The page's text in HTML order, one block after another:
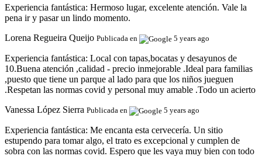
Experiencia fantástica: Hermoso lugar, excelente atención. Vale la
pena ir y pasar un lindo momento.
Lorena Regueira Queijo Publicada en 5 years ago
Experiencia fantástica: Local con tapas,bocatas y desayunos de
10.Buena atención ,calidad - precio inmejorable .Ideal para familias
,puesto que tiene un parque al lado para que los niños jueguen
.Respetan las normas covid y personal muy amable .Todo un acierto
Vanessa López Sierra Publicada en 5 years ago
Experiencia fantástica: Me encanta esta cervecería. Un sitio
estupendo para tomar algo, el trato es excepcional y cumplen de
sobra con las normas covid. Espero que les vaya muy bien con todo